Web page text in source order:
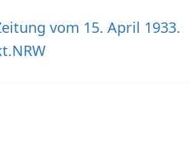
vom 15. April 1933.